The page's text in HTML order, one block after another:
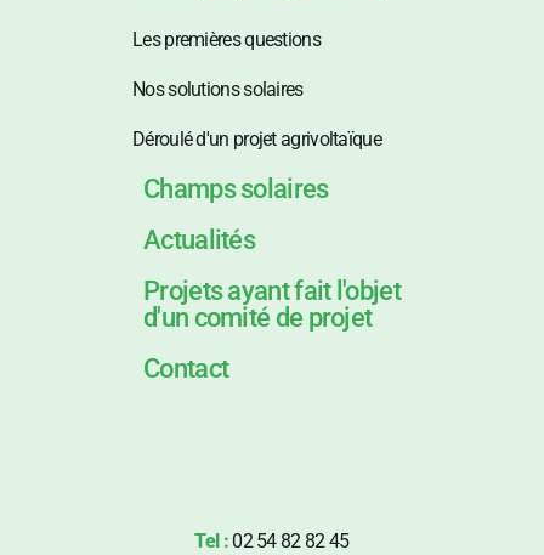
Les premières questions
Nos solutions solaires
Déroulé d'un projet agrivoltaïque
Champs solaires
Actualités
Projets ayant fait l'objet
d'un comité de projet
Contact
Tel : 02 54 82 82 45